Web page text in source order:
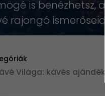
is
rajongó